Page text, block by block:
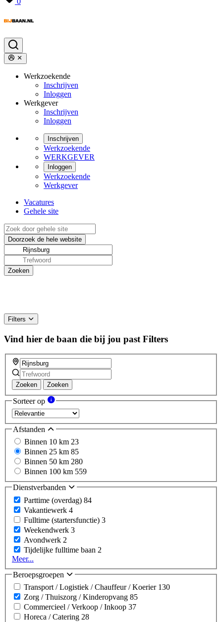
Werkzoekende
Inschrijven
Inloggen
Werkgever
Inschrijven
Inloggen
Inschrijven
Werkzoekende
WERKGEVER
Inloggen
Werkzoekende
Werkgever
Vacatures
Gehele site
Filters
Vind hier de baan die bij jou past Filters
Zoeken Zoeken
Sorteer op
Afstanden
Binnen 10 km 23
Binnen 25 km 85
Binnen 50 km 280
Binnen 100 km 559
Dienstverbanden
Parttime (overdag) 84
Vakantiewerk 4
Fulltime (startersfunctie) 3
Weekendwerk 3
Avondwerk 2
Tijdelijke fulltime baan 2
Meer...
Beroepsgroepen
Transport / Logistiek / Chauffeur / Koerier 130
Zorg / Thuiszorg / Kinderopvang 85
Commercieel / Verkoop / Inkoop 37
Horeca / Catering 28